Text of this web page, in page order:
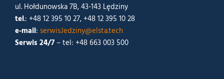
ul. Hołdunowska 7B, 43-143 Lędziny
tel.: +48 12 395 10 27, +48 12 395 10 28
e-mail: serwis.ledziny@elsta.tech
Serwis 24/7– tel: +48 663 003 500